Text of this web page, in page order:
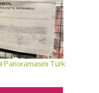
Türk